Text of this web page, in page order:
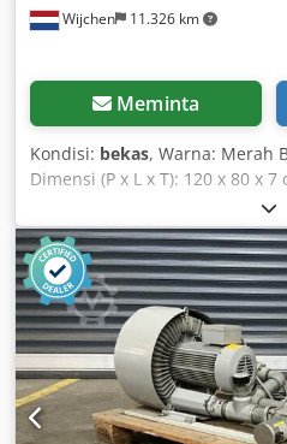
Wijchen 11.326 km
Meminta
Kondisi: bekas, Warna: Merah
Dimensi (P x L x T): 120 x 80 x
Tidak - Sertifikat CE tersedia:
1200mm x 800mm x 75mm (p
[kg]: 750kg - Jumlah paket
keuangan Pajak pertambahan
belum termasuk pajak
pertambahan nilai/
Pajak pertambahan nilai dapat
pengusaha Crjdszrnv Uspfx Al
penukaran barang dapat
semua produk dari sektor